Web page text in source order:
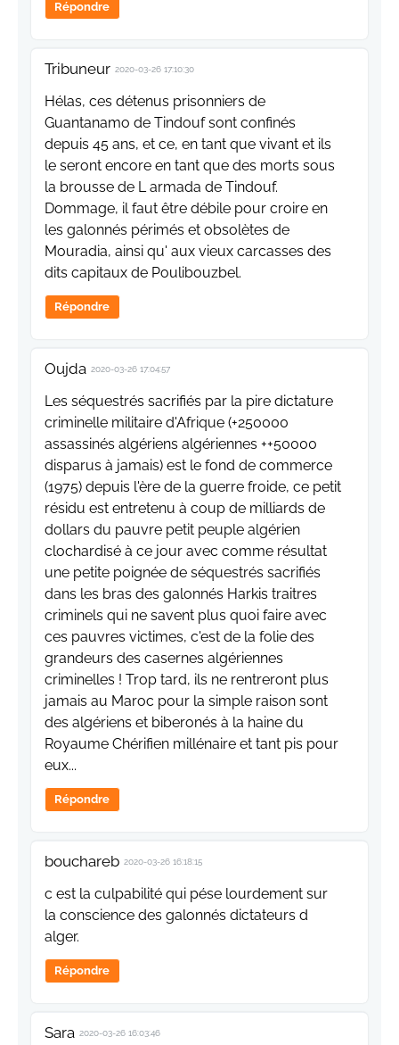
Répondre
Tribuneur 2020-03-26 17:10:30
Hélas, ces détenus prisonniers de
Guantanamo de Tindouf sont confinés
depuis 45 ans, et ce, en tant que vivant et ils
le seront encore en tant que des morts sous
la brousse de L armada de Tindouf.
Dommage, il faut être débile pour croire en
les galonnés périmés et obsolètes de
Mouradia, ainsi qu' aux vieux carcasses des
dits capitaux de Poulibouzbel.
Répondre
Oujda 2020-03-26 17:04:57
Les séquestrés sacrifiés par la pire dictature
criminelle militaire d'Afrique (+250000
assassinés algériens algériennes ++50000
disparus à jamais) est le fond de commerce
(1975) depuis l'ère de la guerre froide, ce petit
résidu est entretenu à coup de milliards de
dollars du pauvre petit peuple algérien
clochardisé à ce jour avec comme résultat
une petite poignée de séquestrés sacrifiés
dans les bras des galonnés Harkis traitres
criminels qui ne savent plus quoi faire avec
ces pauvres victimes, c'est de la folie des
grandeurs des casernes algériennes
criminelles ! Trop tard, ils ne rentreront plus
jamais au Maroc pour la simple raison sont
des algériens et biberonés à la haine du
Royaume Chérifien millénaire et tant pis pour
eux...
Répondre
bouchareb 2020-03-26 16:18:15
c est la culpabilité qui pése lourdement sur
la conscience des galonnés dictateurs d
alger.
Répondre
Sara 2020-03-26 16:03:46